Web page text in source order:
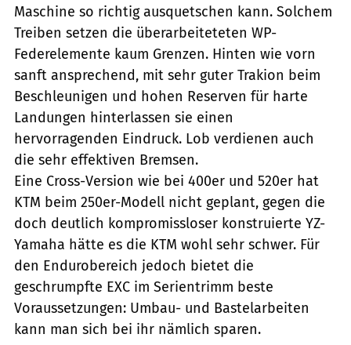
Maschine so richtig ausquetschen kann. Solchem
Treiben setzen die überarbeiteteten WP-
Federelemente kaum Grenzen. Hinten wie vorn
sanft ansprechend, mit sehr guter Trakion beim
Beschleunigen und hohen Reserven für harte
Landungen hinterlassen sie einen
hervorragenden Eindruck. Lob verdienen auch
die sehr effektiven Bremsen.
Eine Cross-Version wie bei 400er und 520er hat
KTM beim 250er-Modell nicht geplant, gegen die
doch deutlich kompromissloser konstruierte YZ-
Yamaha hätte es die KTM wohl sehr schwer. Für
den Endurobereich jedoch bietet die
geschrumpfte EXC im Serientrimm beste
Voraussetzungen: Umbau- und Bastelarbeiten
kann man sich bei ihr nämlich sparen.